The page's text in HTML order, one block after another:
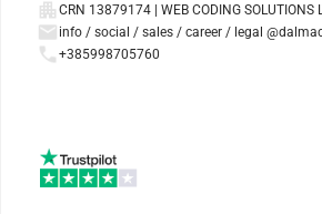
CRN 13879174 | WEB CODING SOLUTIONS
info / social / sales / career / legal
+385998705760